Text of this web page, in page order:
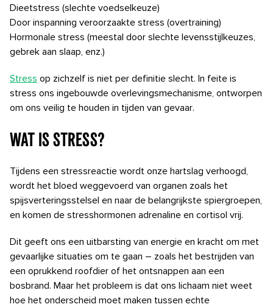
Dieetstress (slechte voedselkeuze)
Door inspanning veroorzaakte stress (overtraining)
Hormonale stress (meestal door slechte levensstijlkeuzes,
gebrek aan slaap, enz.)
Stress op zichzelf is niet per definitie slecht. In feite is
stress ons ingebouwde overlevingsmechanisme, ontworpen
om ons veilig te houden in tijden van gevaar.
Wat is stress?
Tijdens een stressreactie wordt onze hartslag verhoogd,
wordt het bloed weggevoerd van organen zoals het
spijsverteringsstelsel en naar de belangrijkste spiergroepen,
en komen de stresshormonen adrenaline en cortisol vrij.
Dit geeft ons een uitbarsting van energie en kracht om met
gevaarlijke situaties om te gaan – zoals het bestrijden van
een oprukkend roofdier of het ontsnappen aan een
bosbrand. Maar het probleem is dat ons lichaam niet weet
hoe het onderscheid moet maken tussen echte